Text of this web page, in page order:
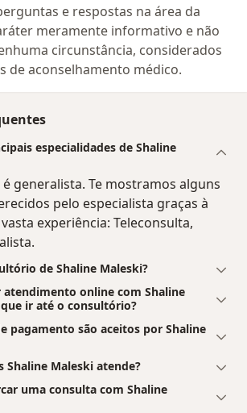
e respostas na área da
meramente informativo e não
circunstância, considerados
de aconselhamento médico.
especialidades de Shaline
generalista. Te mostramos alguns
pelo especialista graças à
experiência: Teleconsulta,
de Shaline Maleski?
atendimento online com Shaline
ir até o consultório?
pagamento são aceitos por Shaline
Shaline Maleski atende?
uma consulta com Shaline